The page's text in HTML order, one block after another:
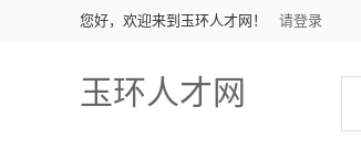
您好，欢迎来到玉环人才网！ 请登录
玉环人才网